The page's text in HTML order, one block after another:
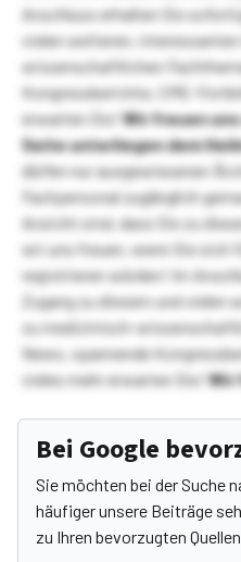
Anschluss erhalten Sie
vielen weiteren,
wissenschaftlichen
Kongressberichte, CME-
erwarten Sie!Wir freuen
Seite unterliegen dem
dürfen nur ausgewiesenen
Fachpersonal zugänglich
Ansicht sind, dass Sie zu
wir uns freuen, wenn Sie sich
registrieren würden! Im
Zugang zu diesem und
zu medizinisch-
News, spannende
vieles mehr erwarten Sie!Wir
Bei Google
Sie möchten bei der Suche
häufiger unsere Beiträge
zu Ihren bevorzugten